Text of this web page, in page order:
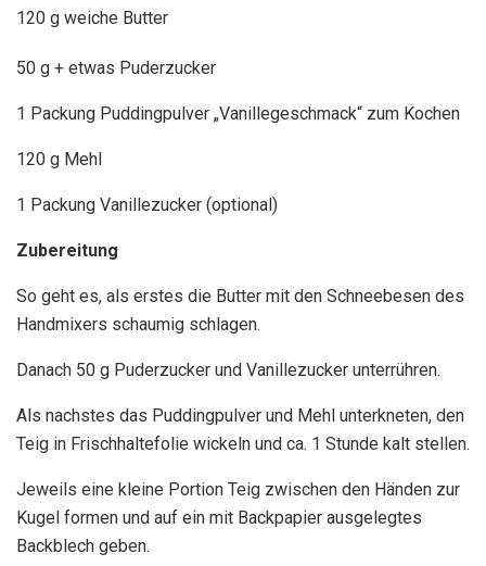
120 g weiche Butter
50 g + etwas Puderzucker
1 Packung Puddingpulver „Vanillegeschmack“ zum Kochen
120 g Mehl
1 Packung Vanillezucker (optional)
Zubereitung
So geht es, als erstes die Butter mit den Schneebesen des
Handmixers schaumig schlagen.
Danach 50 g Puderzucker und Vanillezucker unterrühren.
Als nachstes das Puddingpulver und Mehl unterkneten, den
Teig in Frischhaltefolie wickeln und ca. 1 Stunde kalt stellen.
Jeweils eine kleine Portion Teig zwischen den Händen zur
Kugel formen und auf ein mit Backpapier ausgelegtes
Backblech geben.